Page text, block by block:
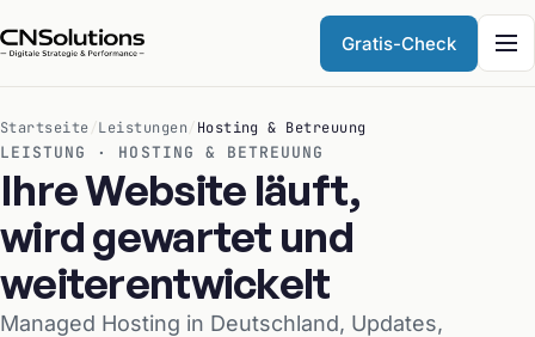
Gratis-Check
Startseite/Leistungen/ Hosting & Betreuung
LEISTUNG · HOSTING & BETREUUNG
Ihre Website läuft,
wird gewartet und
weiterentwickelt
Managed Hosting in Deutschland, Updates,